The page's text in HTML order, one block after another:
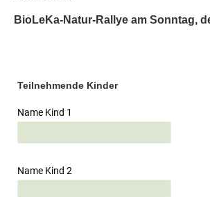
BioLeKa-Natur-Rallye am Sonntag,
Teilnehmende Kinder
Name Kind 1
Name Kind 2